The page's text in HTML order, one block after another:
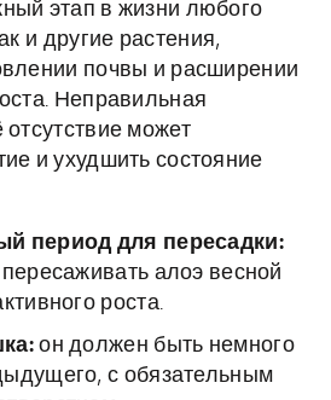
этап в жизни любого
и другие растения,
почвы и расширении
Неправильная
может
и ухудшить состояние
период для пересадки:
алоэ весной
роста.
он должен быть немного
с обязательным